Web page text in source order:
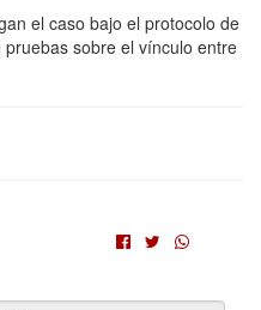
el caso bajo el protocolo de
sobre el vínculo entre